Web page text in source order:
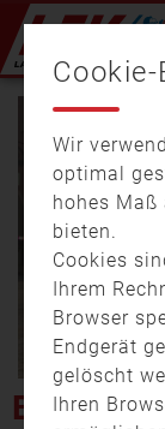
BRAND
Wir
optimal
hohes Maß
bieten.
Cookies
Ihrem
Browser
Endgerät
gelöscht
Ihren